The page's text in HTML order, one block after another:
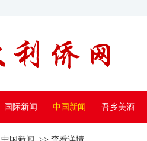
国际新闻 中国新闻 吾乡美酒